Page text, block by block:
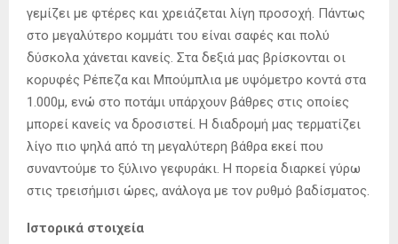
γεμίζει με φτέρες και χρειάζεται λίγη προσοχή. Πάντως
στο μεγαλύτερο κομμάτι του είναι σαφές και πολύ
δύσκολα χάνεται κανείς. Στα δεξιά μας βρίσκονται οι
κορυφές Ρέπεζα και Μπούμπλια με υψόμετρο κοντά στα
1.000μ, ενώ στο ποτάμι υπάρχουν βάθρες στις οποίες
μπορεί κανείς να δροσιστεί. Η διαδρομή μας τερματίζει
λίγο πιο ψηλά από τη μεγαλύτερη βάθρα εκεί που
συναντούμε το ξύλινο γεφυράκι. Η πορεία διαρκεί γύρω
στις τρεισήμισι ώρες, ανάλογα με τον ρυθμό βαδίσματος.
Ιστορικά στοιχεία